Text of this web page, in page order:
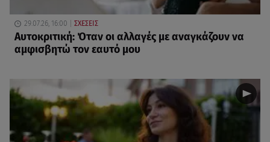
29.07.26, 16:00 ΣΧΕΣΕΙΣ
Αυτοκριτική: Όταν οι αλλαγές με αναγκάζουν να
αμφισβητώ τον εαυτό μου